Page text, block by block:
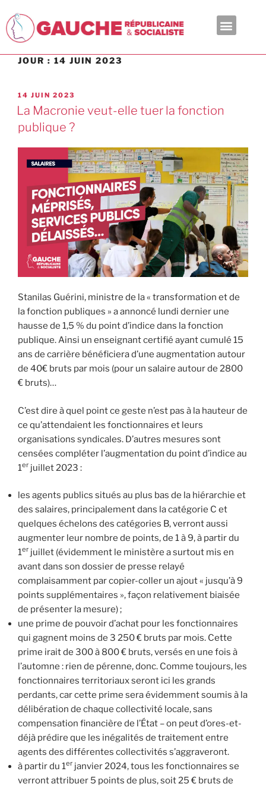
JOUR : 14 JUIN 2023
14 JUIN 2023
La Macronie veut-elle tuer la fonction
publique ?
Stanilas Guérini, ministre de la « transformation et de
la fonction publiques » a annoncé lundi dernier une
hausse de 1,5 % du point d’indice dans la fonction
publique. Ainsi un enseignant certifié ayant cumulé 15
ans de carrière bénéficiera d’une augmentation autour
de 40€ bruts par mois (pour un salaire autour de 2800
€ bruts)…
C’est dire à quel point ce geste n’est pas à la hauteur de
ce qu’attendaient les fonctionnaires et leurs
organisations syndicales. D’autres mesures sont
censées compléter l’augmentation du point d’indice au
1er juillet 2023 :
les agents publics situés au plus bas de la hiérarchie et
des salaires, principalement dans la catégorie C et
quelques échelons des catégories B, verront aussi
augmenter leur nombre de points, de 1 à 9, à partir du
1er juillet (évidemment le ministère a surtout mis en
avant dans son dossier de presse relayé
complaisamment par copier-coller un ajout « jusqu’à 9
points supplémentaires », façon relativement biaisée
de présenter la mesure) ;
une prime de pouvoir d’achat pour les fonctionnaires
qui gagnent moins de 3 250 € bruts par mois. Cette
prime irait de 300 à 800 € bruts, versés en une fois à
l’automne : rien de pérenne, donc. Comme toujours, les
fonctionnaires territoriaux seront ici les grands
perdants, car cette prime sera évidemment soumis à la
délibération de chaque collectivité locale, sans
compensation financière de l’État – on peut d’ores-et-
déjà prédire que les inégalités de traitement entre
agents des différentes collectivités s’aggraveront.
à partir du 1er janvier 2024, tous les fonctionnaires se
verront attribuer 5 points de plus, soit 25 € bruts de